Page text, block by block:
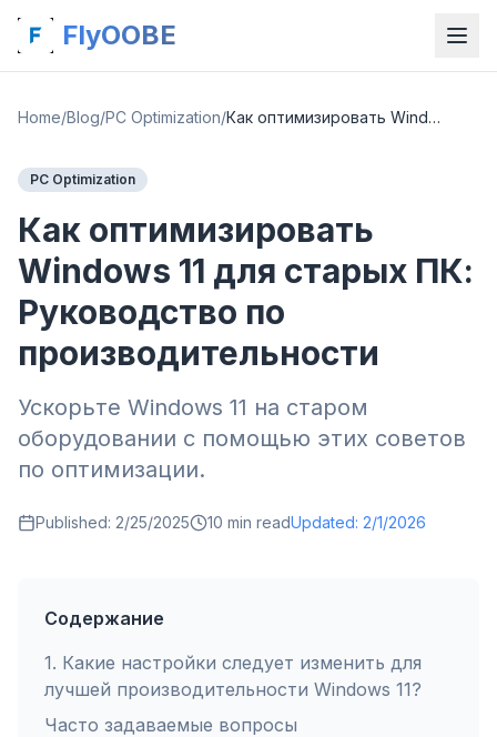
FlyOOBE
Home/Blog/PC Optimization/ Как оптимизировать Windows 11 для старых ПК: Руководство по производительности
PC Optimization
Как оптимизировать
Windows 11 для старых ПК:
Руководство по
производительности
Ускорьте Windows 11 на старом
оборудовании с помощью этих советов
по оптимизации.
Published: 2/25/2025 10 min readUpdated: 2/1/2026
Содержание
1. Какие настройки следует изменить для
лучшей производительности Windows 11?
Часто задаваемые вопросы